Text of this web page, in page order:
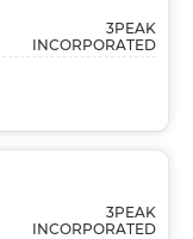
3PEAK
INCORPORATED
3PEAK
INCORPORATED